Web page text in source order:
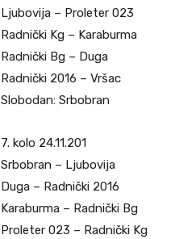
Ljubovija – Proleter 023
Radnički Kg – Karaburma
Radnički Bg – Duga
Radnički 2016 – Vršac
Slobodan: Srbobran
7. kolo 24.11.201
Srbobran – Ljubovija
Duga – Radnički 2016
Karaburma – Radnički Bg
Proleter 023 – Radnički Kg